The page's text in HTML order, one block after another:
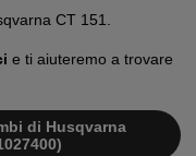
CT 151.
e ti aiuteremo a trovare
di Husqvarna